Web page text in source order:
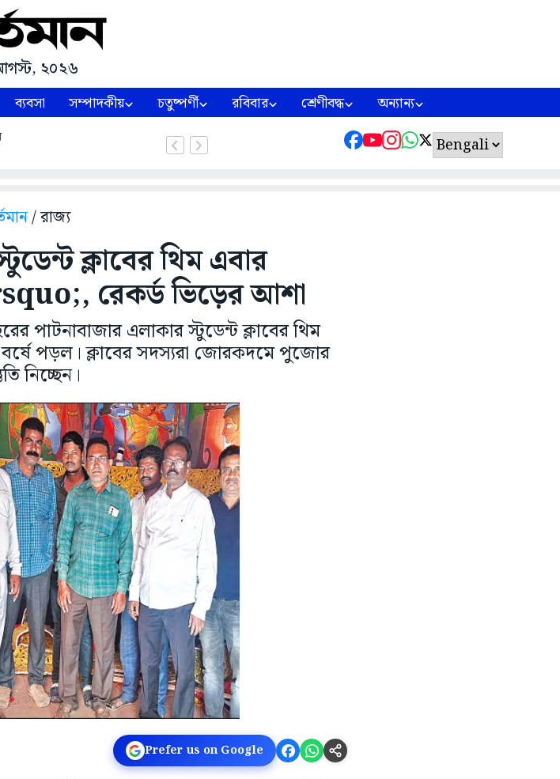
২০২৬
ব্যবসা সম্পাদকীয় চতুষ্পর্ণী রবিবার শ্রেণীবদ্ধ অন্যান্য
/ রাজ্য
ক্লাবের থিম এবার
রেকর্ড ভিড়ের আশা
পাটনাবাজার এলাকার স্টুডেন্ট ক্লাবের থিম
পড়ল। ক্লাবের সদস্যরা জোরকদমে পুজোর
নিচ্ছেন।
Prefer us on Google